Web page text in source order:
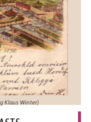
Klaus Winter)